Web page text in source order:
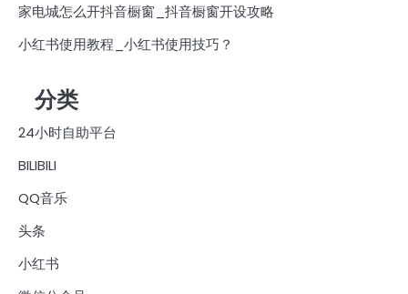
家电城怎么开抖音橱窗_抖音橱窗开设攻略
小红书使用教程_小红书使用技巧？
分类
24小时自助平台
BILIBILI
QQ音乐
头条
小红书